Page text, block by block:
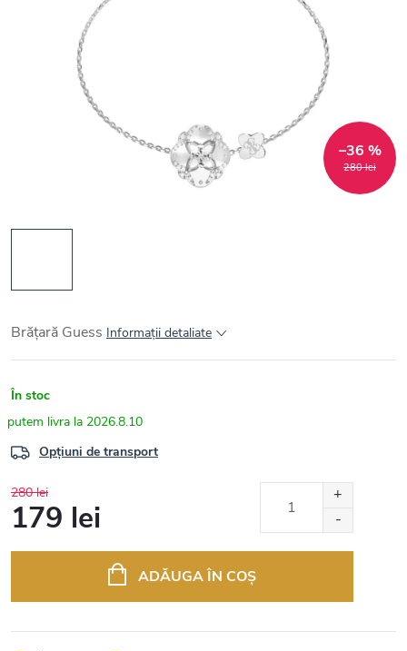
280 lei
–36 %
Brățară Guess Informaţii detaliate
În stoc
2026.8.10
Opțiuni de transport
280 lei
179 lei
ADĂUGA ÎN COŞ